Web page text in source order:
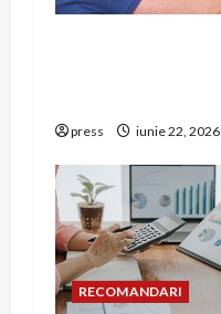
press iunie 22, 2026
RECOMANDARI